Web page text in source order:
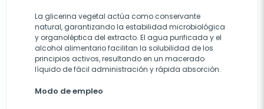
La glicerina vegetal actúa como conservante
natural, garantizando la estabilidad microbiológica
y organoléptica del extracto. El agua purificada y el
alcohol alimentario facilitan la solubilidad de los
principios activos, resultando en un macerado
líquido de fácil administración y rápida absorción.
Modo de empleo